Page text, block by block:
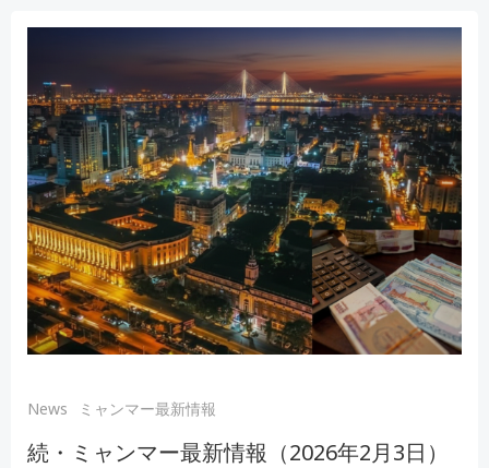
News ミャンマー最新情報
続・ミャンマー最新情報（2026年2月3日）